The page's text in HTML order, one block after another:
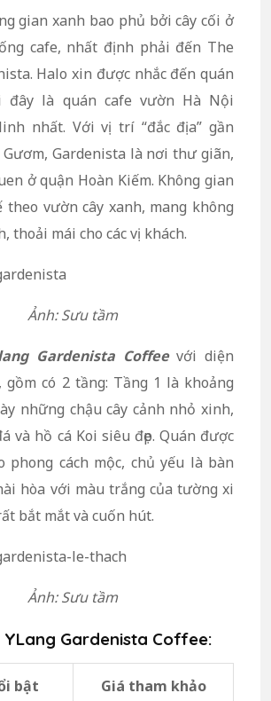
gian xanh bao phủ bởi cây cối ở
cafe, nhất định phải đến The
Halo xin được nhắc đến quán
đây là quán cafe vườn Hà Nội
nhất. Với vị trí “đắc địa” gần
Gardenista là nơi thư giãn,
ở quận Hoàn Kiếm. Không gian
vườn cây xanh, mang không
thoải mái cho các vị khách.
Ảnh: Sưu tầm
Gardenista Coffeevới diện
có 2 tầng: Tầng 1 là khoảng
những chậu cây cảnh nhỏ xinh,
và hồ cá Koi siêu đẹp. Quán được
cách mộc, chủ yếu là bàn
hòa với màu trắng của tường xi
bắt mắt và cuốn hút.
Ảnh: Sưu tầm
YLang Gardenista Coffee:
bật Giá tham khảo